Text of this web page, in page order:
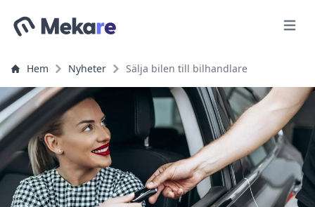
Meny
Hem Nyheter Sälja bilen till bilhandlare